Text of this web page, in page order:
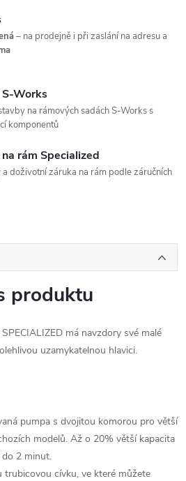
– na prodejně i při zaslání na adresu a
Works
na rámových sadách S-Works s
komponentů
rám Specialized
doživotní záruka na rám podle záručních
produktu
má navzdory své malé
uzamykatelnou hlavici.
pumpa s dvojitou komorou pro větší
modelů. Až o 20% větší kapacita
2 minut.
trubicovou cívku, ve které můžete